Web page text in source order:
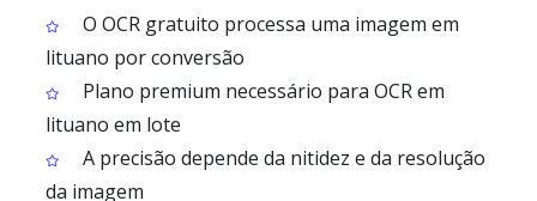
O OCR gratuito processa uma imagem em
lituano por conversão
Plano premium necessário para OCR em
lituano em lote
A precisão depende da nitidez e da resolução
da imagem